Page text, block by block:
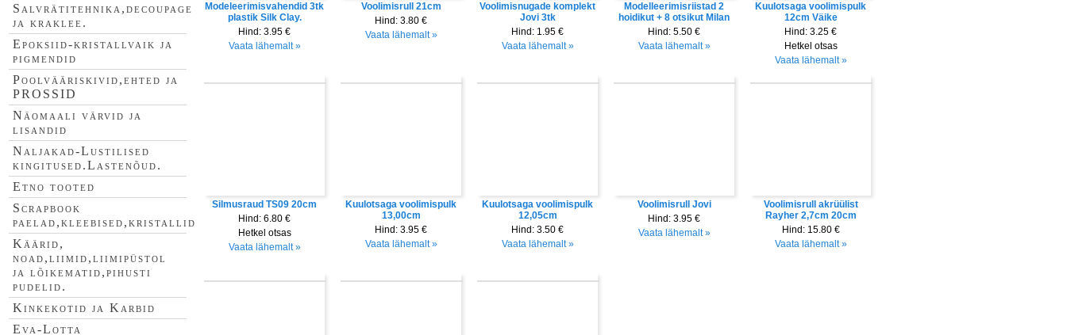
Salvrätitehnika,decoupage
ja kraklee.
Epoksiid-kristallvaik ja
pigmendid
Poolvääriskivid,ehted ja
PROSSID
Näomaali värvid ja
lisandid
Naljakad-Lustilised
kingitused.Lastenõud.
Etno tooted
Scrapbook
paelad,kleebised,kristallid
Käärid,
noad,liimid,liimipüstol
ja lõikematid,pihusti
pudelid.
Kinkekotid ja Karbid
Eva-Lotta
Modeleerimisvahendid 3tk
plastik Silk Clay.
Hind: 3.95 €
Vaata lähemalt »
Voolimisrull 21cm
Hind: 3.80 €
Vaata lähemalt »
Voolimisnugade komplekt
Jovi 3tk
Hind: 1.95 €
Vaata lähemalt »
Modelleerimisriistad 2
hoidikut + 8 otsikut Milan
Hind: 5.50 €
Vaata lähemalt »
Kuulotsaga voolimispulk
12cm Väike
Hind: 3.25 €
Hetkel otsas
Vaata lähemalt »
Silmusraud TS09 20cm
Hind: 6.80 €
Hetkel otsas
Vaata lähemalt »
Kuulotsaga voolimispulk
13,00cm
Hind: 3.95 €
Vaata lähemalt »
Kuulotsaga voolimispulk
12,05cm
Hind: 3.50 €
Vaata lähemalt »
Voolimisrull Jovi
Hind: 3.95 €
Vaata lähemalt »
Voolimisrull akrüülist
Rayher 2,7cm 20cm
Hind:15.80 €
Vaata lähemalt »